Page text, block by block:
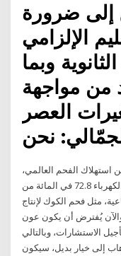
إلى ضرورة
الإلزامي
وبما
من مواجهة
العصر
76.8 في المائة من استهلاك الفحم العالمي،
وهي نسبة تسهم الصين بنصفها. ويمثل توليد الكهرباء 72.8 في المائة من
مثل فحم الكوك لإنتاج
4‏‏/1442 بعد الهجرة والآن يُفترض أن يكون عون
الاستشارات، وبالتالي
إلى خيار بديل، سيكون